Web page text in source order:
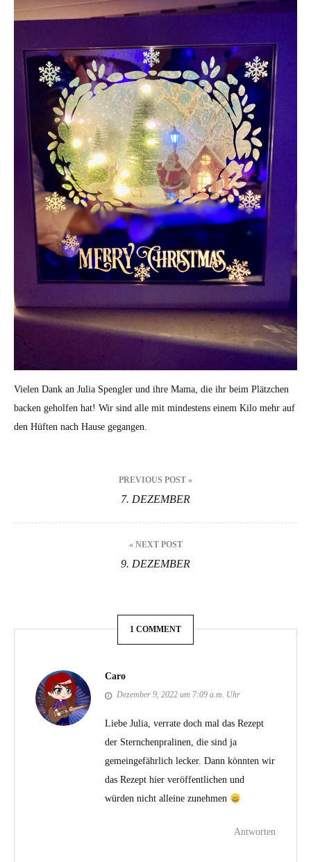
Vielen Dank an Julia Spengler und ihre Mama, die ihr beim Plätzchen
backen geholfen hat! Wir sind alle mit mindestens einem Kilo mehr auf
den Hüften nach Hause gegangen.
PREVIOUS POST »
7. DEZEMBER
« NEXT POST
9. DEZEMBER
1 COMMENT
Caro
Dezember 9, 2022 um 7:09 a.m. Uhr
Liebe Julia, verrate doch mal das Rezept
der Sternchenpralinen, die sind ja
gemeingefährlich lecker. Dann könnten wir
das Rezept hier veröffentlichen und
würden nicht alleine zunehmen
Antworten